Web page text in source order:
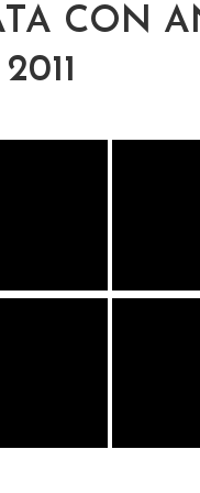
CON